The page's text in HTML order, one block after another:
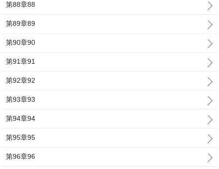
第88章88
第89章89
第90章90
第91章91
第92章92
第93章93
第94章94
第95章95
第96章96